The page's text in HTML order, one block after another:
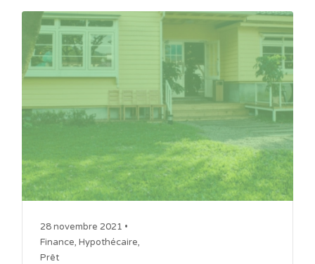
28 novembre 2021 •
Finance, Hypothécaire,
Prêt